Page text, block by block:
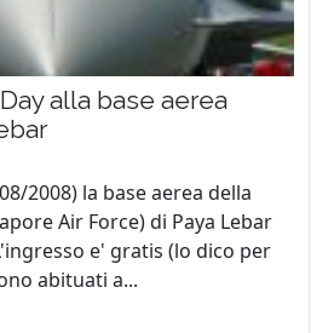
alla base aerea
2008) la base aerea della
Air Force) di Paya Lebar
e' gratis (lo dico per
abituati a...